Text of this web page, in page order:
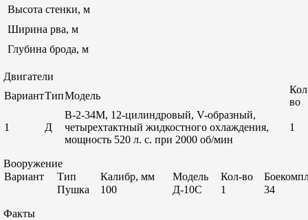
Высота стенки, м
Ширина рва, м
Глубина брода, м
Двигатели
ВариантТипМодель
во
1 Д
В-2-34М, 12-цилиндровый, V-образный,
четырехтактный жидкостного охлаждения,
мощность 520 л. с. при 2000 об/мин
1
Вооружение
Вариант
Тип Калибр, мм Модель Кол-во
Пушка
100 Д-10С 1 34
Факты